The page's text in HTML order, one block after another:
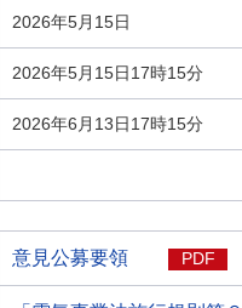
2026年5月15日
2026年5月15日17時15分
2026年6月13日17時15分
意見公募要領 PDF